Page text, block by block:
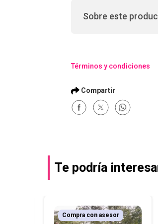
Sobre este
Términos y condiciones
Te podría
Compra con asesor